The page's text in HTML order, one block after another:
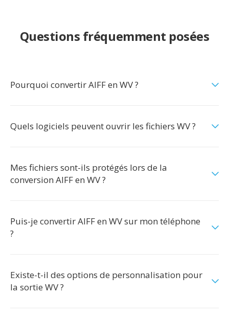
Questions fréquemment posées
Pourquoi convertir AIFF en WV ?
Quels logiciels peuvent ouvrir les fichiers WV ?
Mes fichiers sont-ils protégés lors de la
conversion AIFF en WV ?
Puis-je convertir AIFF en WV sur mon téléphone
?
Existe-t-il des options de personnalisation pour
la sortie WV ?